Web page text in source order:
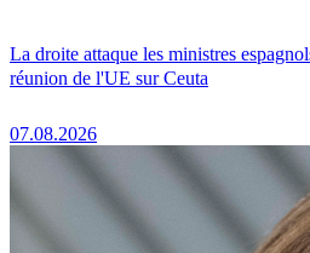
La droite attaque les ministres
réunion de l'UE sur Ceuta
07.08.2026